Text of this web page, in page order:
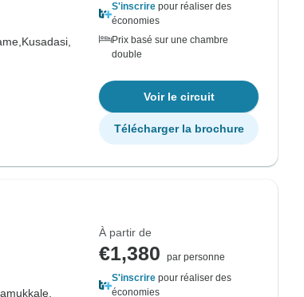
Kusadasi,
S'inscrire pour réaliser des
économies
Prix basé sur une chambre
double
Voir le circuit
Télécharger la brochure
À partir de
€1,380
par personne
S'inscrire pour réaliser des
économies